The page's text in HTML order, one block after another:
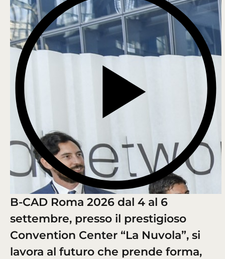
B-CAD Roma 2026 dal 4 al 6
settembre, presso il prestigioso
Convention Center “La Nuvola”, si
lavora al futuro che prende forma,